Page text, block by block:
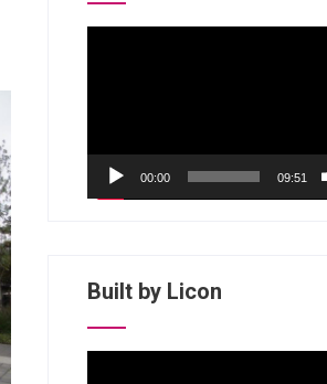
00:00 09:51
Built by Licon